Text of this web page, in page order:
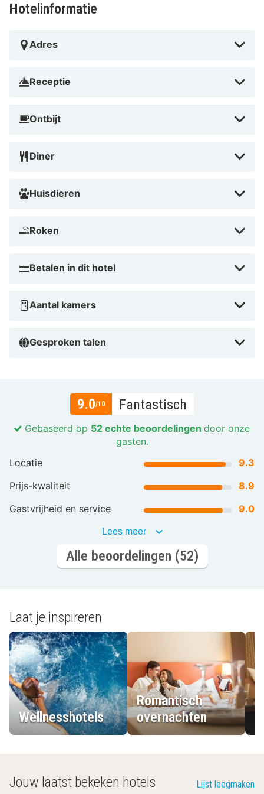
Hotelinformatie
Adres
Receptie
Ontbijt
Diner
Huisdieren
Roken
Betalen in dit hotel
Aantal kamers
Gesproken talen
9.0/10 Fantastisch
Gebaseerd op 52 echte beoordelingen door onze
gasten.
Locatie
9.3
Prijs-kwaliteit
8.9
Gastvrijheid en service
9.0
Lees meer
Alle beoordelingen (52)
Laat je inspireren
Wellnesshotels
Romantisch
overnachten
Jouw laatst bekeken hotels Lijst leegmaken